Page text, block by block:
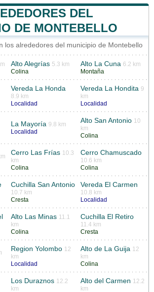
DEL
DE MONTEBELLO
los alrededores del municipio de Montebello
Alto Alegrías 5.3 km
Colina
Alto La Cuna 6.2 km
Montaña
Vereda La Honda
8.9 km
Localidad
Vereda La Hondita 9
km
Localidad
La Mayoría 9.8 km
Localidad
Alto San Antonio 10
km
Colina
Cerro Las Frías 10.3
km
Colina
Cerro Chamuscado
10.6 km
Colina
Cuchilla San Antonio
10.7 km
Cresta
Vereda El Carmen
10.8 km
Localidad
Alto Las Minas 11.1
km
Colina
Cuchilla El Retiro
11.4 km
Cresta
Region Yolombo 12
km
Localidad
Alto de La Guija 12
km
Colina
Los Duraznos 12.2
km
Alto del Carmen 12.2
km